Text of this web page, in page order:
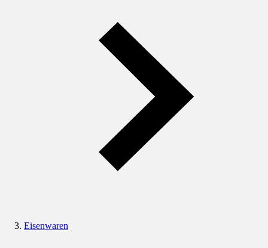
Eisenwaren